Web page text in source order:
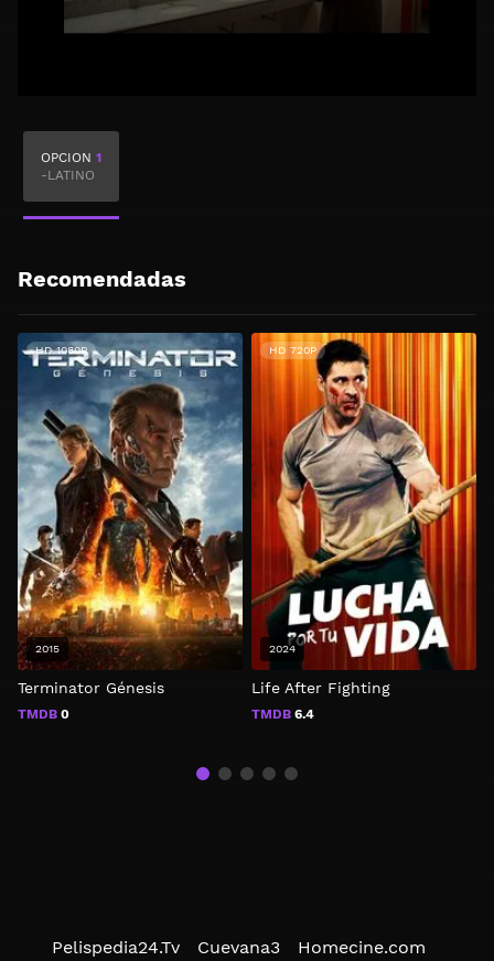
OPCION 1
-LATINO
Recomendadas
Terminator Génesis
TMDB 0
HD 1080P
2015
Life After Fighting
TMDB 6.4
HD 720P
2024
Pelispedia24.Tv Cuevana3 Homecine.com